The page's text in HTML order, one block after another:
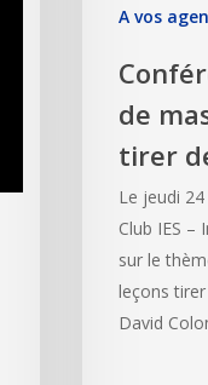
A vos
de
tirer
Le jeudi
Club IES –
sur le
leçons
David